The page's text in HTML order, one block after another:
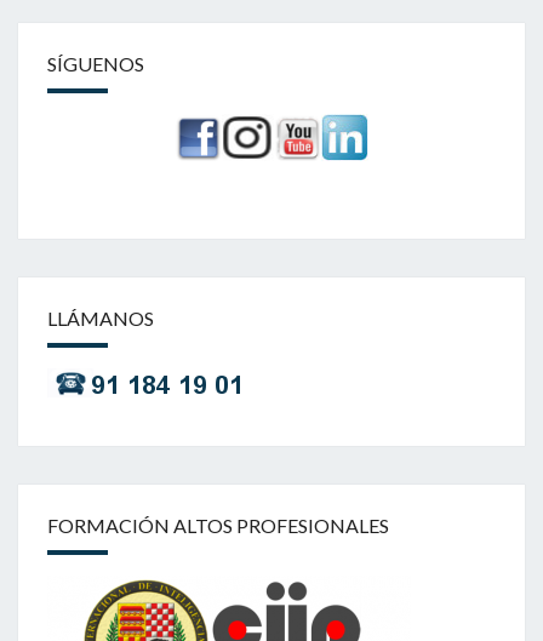
SÍGUENOS
LLÁMANOS
FORMACIÓN ALTOS PROFESIONALES